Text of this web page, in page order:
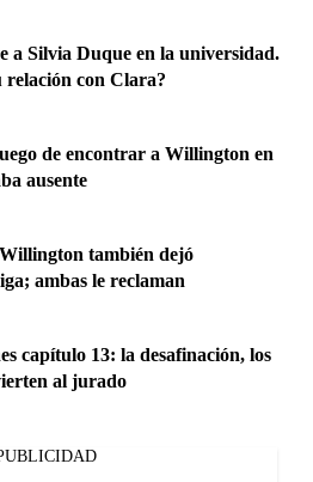
a Silvia Duque en la universidad.
relación con Clara?
de encontrar a Willington en
ausente
también dejó
ambas le reclaman
capítulo 13: la desafinación, los
al jurado